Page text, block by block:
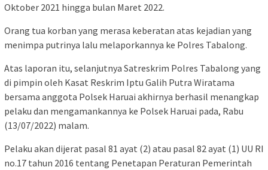
Oktober 2021 hingga bulan Maret 2022.
Orang tua korban yang merasa keberatan atas kejadian yang
menimpa putrinya lalu melaporkannya ke Polres Tabalong.
Atas laporan itu, selanjutnya Satreskrim Polres Tabalong yang
di pimpin oleh Kasat Reskrim Iptu Galih Putra Wiratama
bersama anggota Polsek Haruai akhirnya berhasil menangkap
pelaku dan mengamankannya ke Polsek Haruai pada, Rabu
(13/07/2022) malam.
Pelaku akan dijerat pasal 81 ayat (2) atau pasal 82 ayat (1) UU RI
no.17 tahun 2016 tentang Penetapan Peraturan Pemerintah